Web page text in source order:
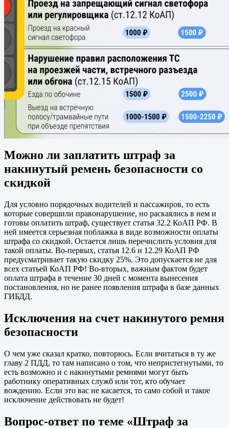
Можно ли заплатить штраф за
накинутый ремень безопасности со
скидкой
Для условно порядочных водителей и пассажиров, то есть
которые совершили правонарушение, но раскаялись в нем и
готовы оплатить штраф, существует статья 32.2 КоАП РФ. В
ней имеется серьезная поблажка в виде возможности оплаты
штрафа со скидкой. Остается лишь перечислить условия для
такой оплаты. Во-первых, статья 12.6 и 12.29 КоАП РФ
предусматривает такую скидку 25%. Это допускается не для
всех статьей КоАП РФ! Во-вторых, важным фактом будет
оплата штрафа в течение 30 дней с момента вынесения
постановления, но не ранее появления штрафа в базе данных
ГИБДД.
Исключения на счет накинутого ремня
безопасности
О чем уже сказал кратко, повторюсь. Если вчитаться в ту же
главу 2 ПДД, то там написано о том, что непристегнутыми, то
есть возможно и с накинутыми ремнями могут быть
работнику оперативных служб или тот, кто обучает
вождению. Если это вас не касается, то само собой и такое
исключение действовать не будет!
Вопрос-ответ по теме «Штраф за